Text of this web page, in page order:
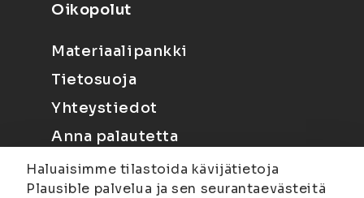
Oikopolut
Materiaalipankki
Tietosuoja
Yhteystiedot
Anna palautetta
Haluaisimme tilastoida kävijätietoja
Plausible palvelua ja sen seurantaevästeitä